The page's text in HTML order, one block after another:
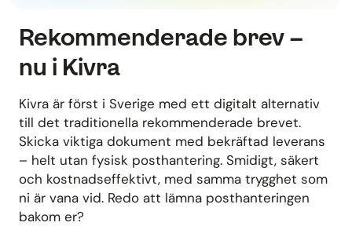
Rekommenderade brev –
nu i Kivra
Kivra är först i Sverige med ett digitalt alternativ
till det traditionella rekommenderade brevet.
Skicka viktiga dokument med bekräftad leverans
– helt utan fysisk posthantering. Smidigt, säkert
och kostnadseffektivt, med samma trygghet som
ni är vana vid. Redo att lämna posthanteringen
bakom er?